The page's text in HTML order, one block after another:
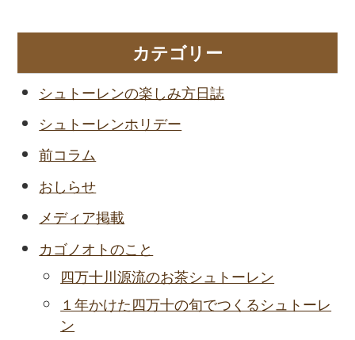
カテゴリー
シュトーレンの楽しみ方日誌
シュトーレンホリデー
前コラム
おしらせ
メディア掲載
カゴノオトのこと
四万十川源流のお茶シュトーレン
１年かけた四万十の旬でつくるシュトーレ
ン